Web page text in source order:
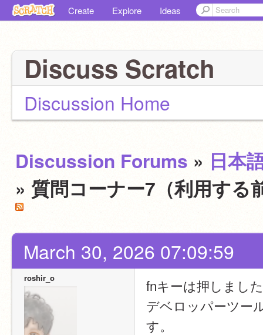
Create Explore Ideas
Discuss Scratch
Discussion Home
Discussion Forums » 日本
» 質問コーナー7（利用する
March 30, 2026 07:09:59
roshir_o
fnキーは押しまし
デベロッパーツー
す。